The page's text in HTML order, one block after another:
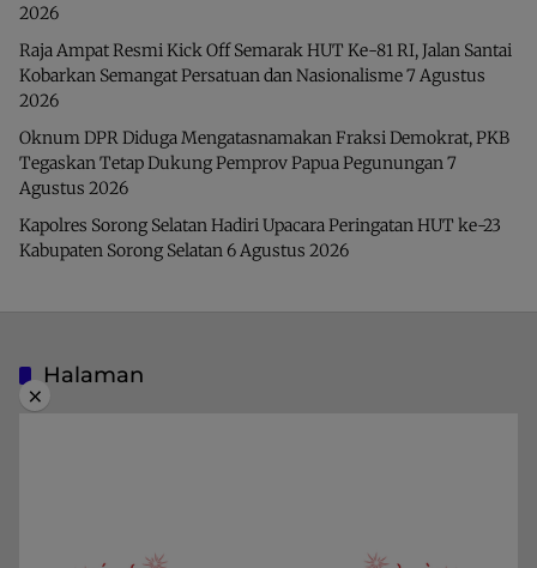
2026
Raja Ampat Resmi Kick Off Semarak HUT Ke-81 RI, Jalan Santai
Kobarkan Semangat Persatuan dan Nasionalisme7 Agustus
2026
Oknum DPR Diduga Mengatasnamakan Fraksi Demokrat, PKB
Tegaskan Tetap Dukung Pemprov Papua Pegunungan7
Agustus 2026
Kapolres Sorong Selatan Hadiri Upacara Peringatan HUT ke-23
Kabupaten Sorong Selatan6 Agustus 2026
Halaman
×